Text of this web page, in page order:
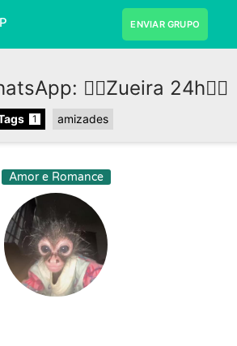
ENVIAR GRUPO
😶‍🌫️Zueira 24h😶‍🌫️
1 amizades
Amor e Romance